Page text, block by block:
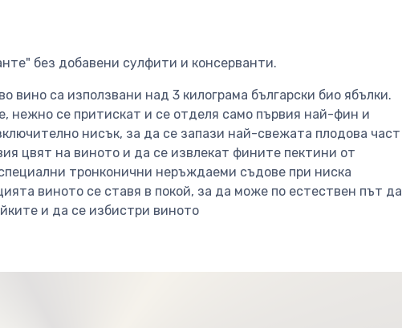
без добавени сулфити и консерванти.
вино са използвани над 3 килограма български био ябълки.
нежно се притискат и се отделя само първия най-фин и
нисък, за да се запази най-свежата плодова част
цвят на виното и да се извлекат фините пектини от
тронконични неръждаеми съдове при ниска
виното се ставя в покой, за да може по естествен път да
и да се избистри виното